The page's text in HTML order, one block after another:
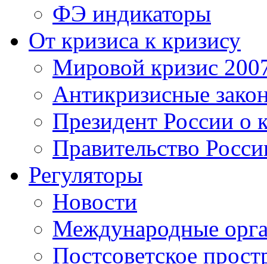
ФЭ индикаторы
От кризиса к кризису
Мировой кризис
Антикризисные
Президент России о
Правительство
Регуляторы
Новости
Международные
Постсоветское